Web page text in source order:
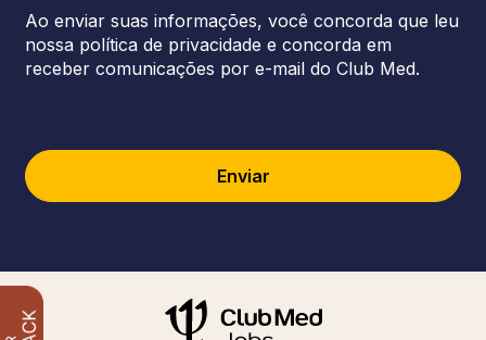
Ao enviar suas informações, você concorda que leu
nossa política de privacidade e concorda em
receber comunicações por e-mail do Club Med.
Enviar